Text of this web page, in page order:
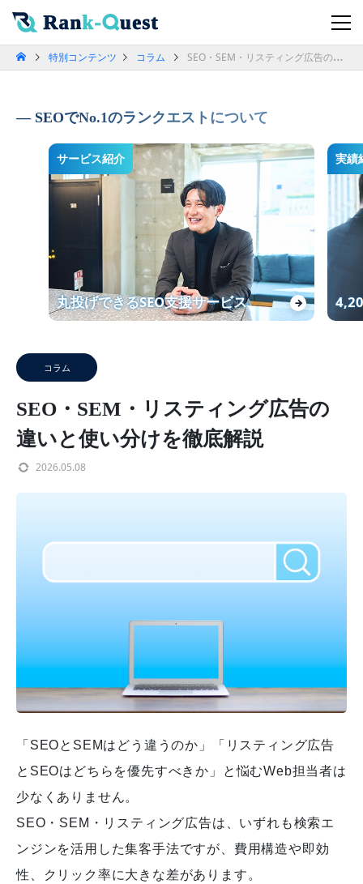
特別コンテンツ コラム SEO・SEM・リスティング広告の違いと使い分けを徹底解説
SEOでNo.1のランクエストについて
サービス紹介
丸投げできるSEO支援サービス →
実績
コラム
SEO・SEM・リスティング広告の
違いと使い分けを徹底解説
2026.05.08
「SEOとSEMはどう違うのか」「リスティング広告
とSEOはどちらを優先すべきか」と悩むWeb担当者は
少なくありません。
SEO・SEM・リスティング広告は、いずれも検索エ
ンジンを活用した集客手法ですが、費用構造や即効
性、クリック率に大きな差があります。